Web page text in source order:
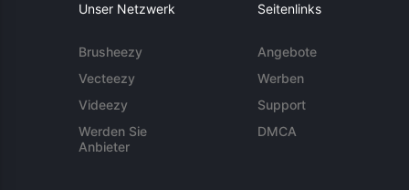
Unser Netzwerk
Brusheezy
Vecteezy
Videezy
Werden Sie
Anbieter
Seitenlinks
Angebote
Werben
Support
DMCA